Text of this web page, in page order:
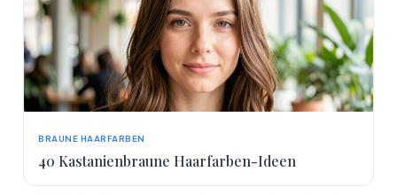
BRAUNE HAARFARBEN
40 Kastanienbraune Haarfarben-Ideen